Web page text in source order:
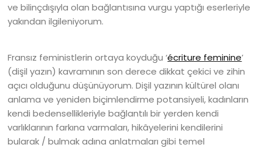
ve bilinçdışıyla olan bağlantısına vurgu yaptığı eserleriyle
yakından ilgileniyorum.
Fransız feministlerin ortaya koyduğu ‘écriture feminine’
(dişil yazın) kavramının son derece dikkat çekici ve zihin
açıcı olduğunu düşünüyorum. Dişil yazının kültürel olanı
anlama ve yeniden biçimlendirme potansiyeli, kadınların
kendi bedensellikleriyle bağlantılı bir yerden kendi
varlıklarının farkına varmaları, hikâyelerini kendilerini
bularak / bulmak adına anlatmaları gibi temel